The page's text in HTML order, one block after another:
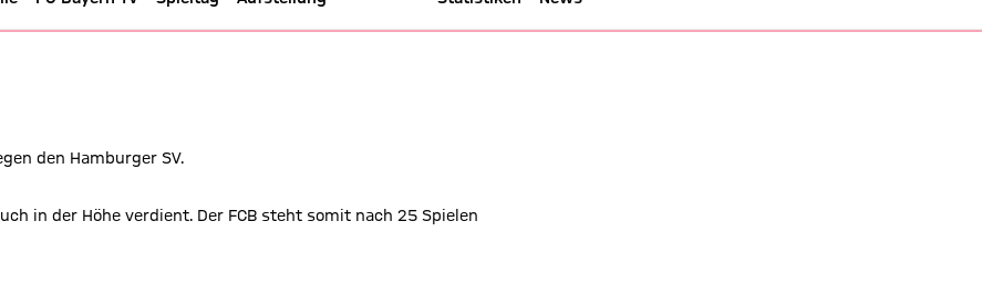
- Bundesliga 17/18
den Hamburger SV.
in der Höhe verdient. Der FCB steht somit nach 25 Spielen